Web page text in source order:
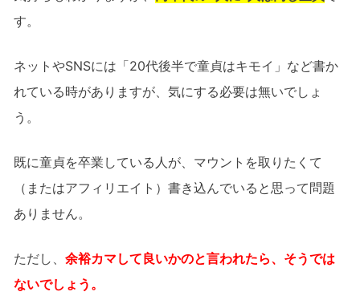
す。
ネットやSNSには「20代後半で童貞はキモイ」など書か
れている時がありますが、気にする必要は無いでしょ
う。
既に童貞を卒業している人が、マウントを取りたくて
（またはアフィリエイト）書き込んでいると思って問題
ありません。
ただし、 余裕カマして良いかのと言われたら、そうでは
ないでしょう。